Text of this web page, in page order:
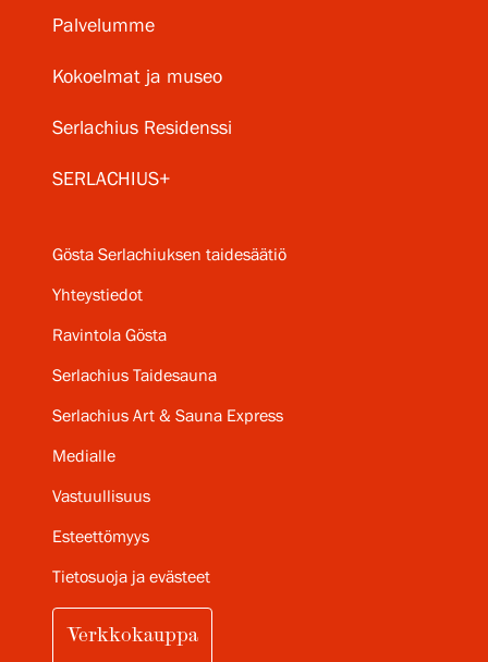
Palvelumme
Kokoelmat ja museo
Serlachius Residenssi
SERLACHIUS+
Gösta Serlachiuksen taidesäätiö
Yhteystiedot
Ravintola Gösta
Serlachius Taidesauna
Serlachius Art & Sauna Express
Medialle
Vastuullisuus
Esteettömyys
Tietosuoja ja evästeet
Verkkokauppa